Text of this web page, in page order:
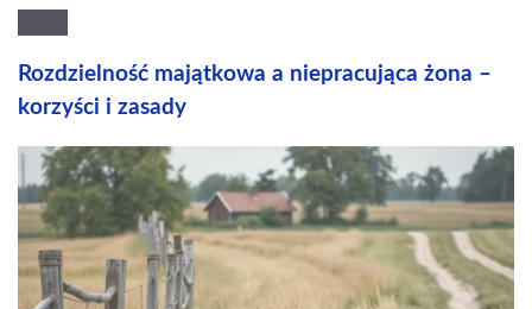
Rozdzielność majątkowa a niepracująca żona –
korzyści i zasady